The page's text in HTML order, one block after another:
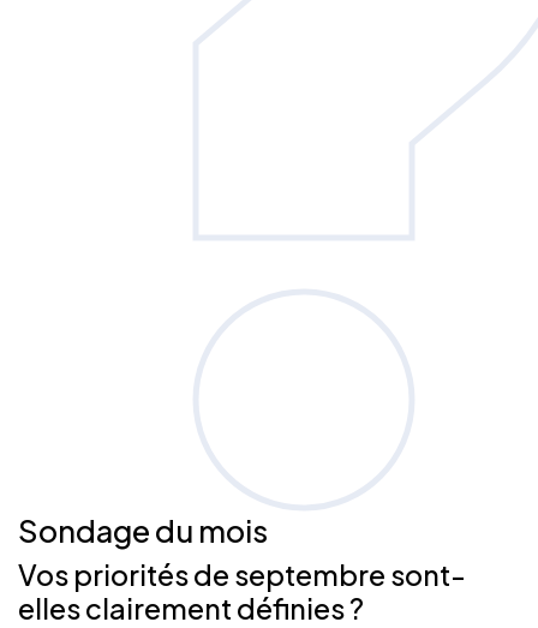
Sondagedu mois
Vos priorités de septembre sont-
elles clairement définies ?